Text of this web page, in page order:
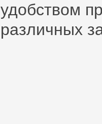
удобством
различных